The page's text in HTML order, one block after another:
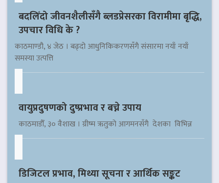
बदलिँदो जीवनशैलीसँगै ब्लडप्रेसरका विरामीमा बृद्धि,
उपचार विधि के ?
काठमाण्डौ, ४ जेठ । बढ्दो आधुनिकिकरणसँगै संसारमा नयाँ नयाँ
समस्या उत्पत्ति
वायुप्रदुषणको दुष्प्रभाव र बच्ने उपाय
काठमाडौँ, ३० वैशाख । ग्रीष्म ऋतुको आगमनसँगै देशका विभिन्न
डिजिटल प्रभाव, मिथ्या सूचना र आर्थिक सङ्कट